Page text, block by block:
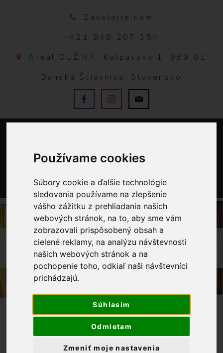
Používame cookies
Súbory cookie a ďalšie technológie
sledovania používame na zlepšenie
vášho zážitku z prehliadania našich
webových stránok, na to, aby sme vám
zobrazovali prispôsobený obsah a
cielené reklamy, na analýzu návštevnosti
našich webových stránok a na
pochopenie toho, odkiaľ naši návštevníci
prichádzajú.
Súhlasím
Odmietam
Zmeniť moje nastavenia
Zavolajte nám
+421 948 207 354
Areál DUŽINA, Kolpašská 1, 969 01
Banská Štiavnica, Slovensko
D
e
k
o
r
a
č
é
á
OBCHOD LÁTKY METRÁŽ
DEKORAČNÉ LÁTKY
Vyhladať Produkt